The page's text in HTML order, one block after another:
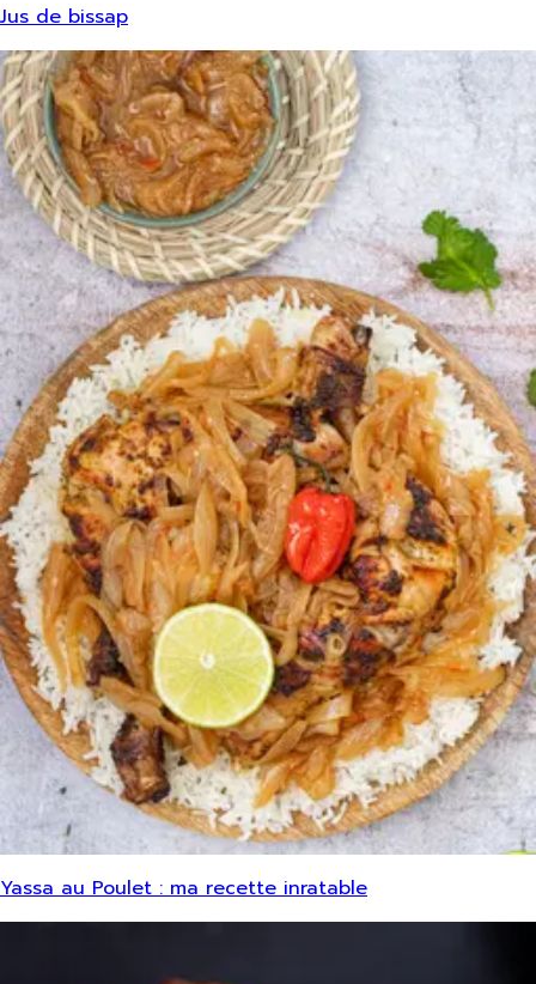
Jus de bissap
Yassa au Poulet : ma recette inratable